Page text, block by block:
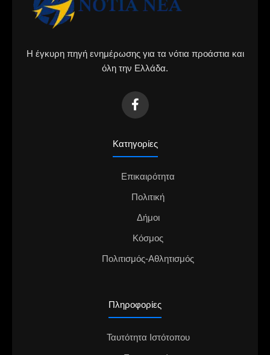
Η έγκυρη πηγή ενημέρωσης για τα νότια προάστια και
όλη την Ελλάδα.
Κατηγορίες
Επικαιρότητα
Πολιτική
Δήμοι
Κόσμος
Πολιτισμός-Αθλητισμός
Πληροφορίες
Ταυτότητα Ιστότοπου